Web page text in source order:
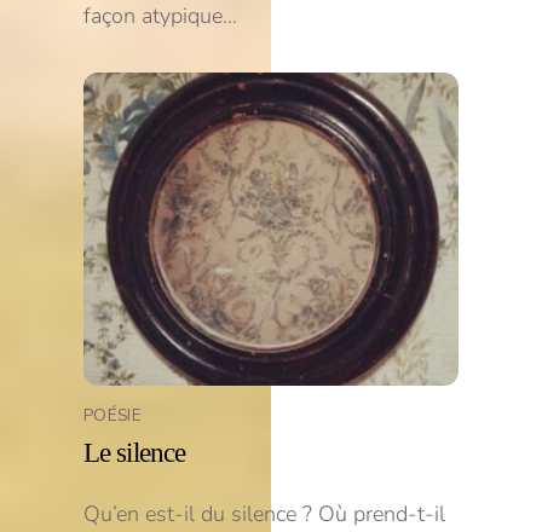
façon atypique…
POÉSIE
Le silence
Qu’en est-il du silence ? Où prend-t-il